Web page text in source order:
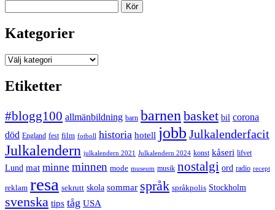
Kategorier
Kategorier
Etiketter
#blogg100 allmänbildning barn barnen basket bil corona
död England fest film fotboll historia hotell jobb Julkalenderfacit
Julkalendern julkalendern 2021 Julkalendern 2024 konst kåseri lifvet
Lund mat minne minnen mode museum musik nostalgi ord radio recept
reklam resa sekrutt skola sommar språk språkpolis Stockholm
svenska tips tåg USA